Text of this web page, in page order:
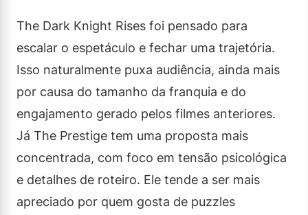
The Dark Knight Rises foi pensado para
escalar o espetáculo e fechar uma trajetória.
Isso naturalmente puxa audiência, ainda mais
por causa do tamanho da franquia e do
engajamento gerado pelos filmes anteriores.
Já The Prestige tem uma proposta mais
concentrada, com foco em tensão psicológica
e detalhes de roteiro. Ele tende a ser mais
apreciado por quem gosta de puzzles